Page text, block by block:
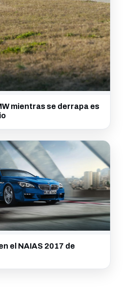
mientras se derrapa es
el NAIAS 2017 de